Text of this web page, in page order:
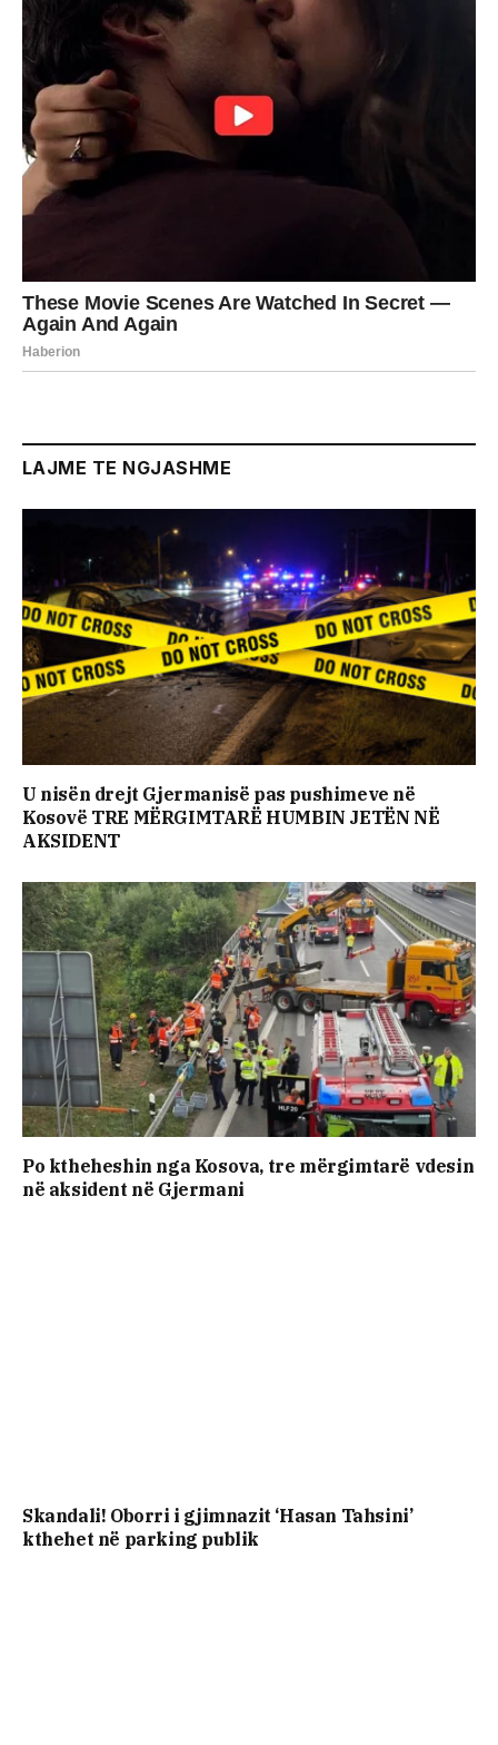
LAJME TE NGJASHME
U nisën drejt Gjermanisë pas pushimeve në
Kosovë TRE MËRGIMTARË HUMBIN JETËN NË
AKSIDENT
Po ktheheshin nga Kosova, tre mërgimtarë vdesin
në aksident në Gjermani
Skandali! Oborri i gjimnazit ‘Hasan Tahsini’
kthehet në parking publik